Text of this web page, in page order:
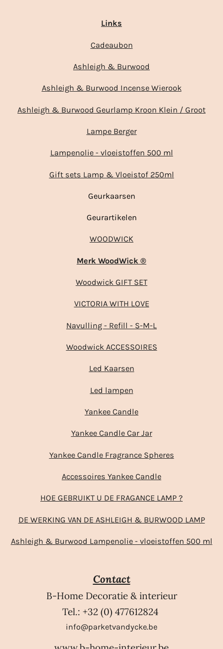
Links
Cadeaubon
Ashleigh & Burwood
Ashleigh & Burwood Incense Wierook
Ashleigh & Burwood Geurlamp Kroon Klein / Groot
Lampe Berger
Lampenolie - vloeistoffen 500 ml
Gift sets Lamp & Vloeistof 250ml
Geurkaarsen
Geurartikelen
WOODWICK
Merk WoodWick ®
Woodwick GIFT SET
VICTORIA WITH LOVE
Navulling - Refill - S-M-L
Woodwick ACCESSOIRES
Led Kaarsen
Led lampen
Yankee Candle
Yankee Candle Car Jar
Yankee Candle Fragrance Spheres
Accessoires Yankee Candle
HOE GEBRUIKT U DE FRAGANCE LAMP ?
DE WERKING VAN DE ASHLEIGH & BURWOOD LAMP
Ashleigh & Burwood Lampenolie - vloeistoffen 500 ml
Contact
B-Home Decoratie & interieur
Tel.: +32 (0) 477612824
info@parketvandycke.be